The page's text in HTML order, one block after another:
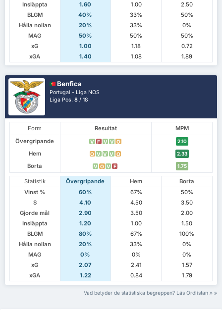
Insläppta
1.60 1.00
2.50
BLGM
40% 33%
50%
Hålla nollan
20% 33%
0%
MAG
50% 50%
50%
xG
1.00 1.18
0.72
xGA
1.40 1.08 1.89
Benfica
Portugal - Liga NOS
Liga Pos.8 / 18
Form Resultat
MPM
Övergripande
V F V V O 2.10
Hem O V V V O 2.33
Borta V O V F 1.75
Statistik Övergripande Hem
Borta
Vinst %
60% 67%
50%
S
4.10 4.50
3.50
Gjorde mål
2.90 3.50
2.00
Insläppta
1.20 1.00
1.50
BLGM
80% 67%
100%
Hålla nollan
20% 33%
0%
MAG
0% 0%
0%
xG
2.07 2.41
1.57
xGA
1.22 0.84 1.79
Vad betyder de statistiska begreppen? Läs Ordlistan